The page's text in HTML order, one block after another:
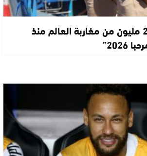
دخول أزيد من 2,7 مليون من مغاربة العالم منذ